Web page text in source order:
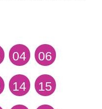
04 06
14 15